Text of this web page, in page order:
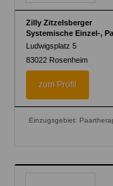
Zilly Zitzelsberger
Systemische Einzel-,
Ludwigsplatz 5
83022 Rosenheim
zum Profil
Einzugsgebiet: